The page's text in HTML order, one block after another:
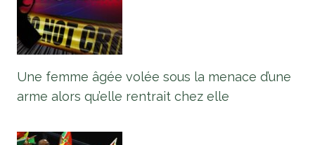
Une femme âgée volée sous la menace d’une
arme alors qu’elle rentrait chez elle